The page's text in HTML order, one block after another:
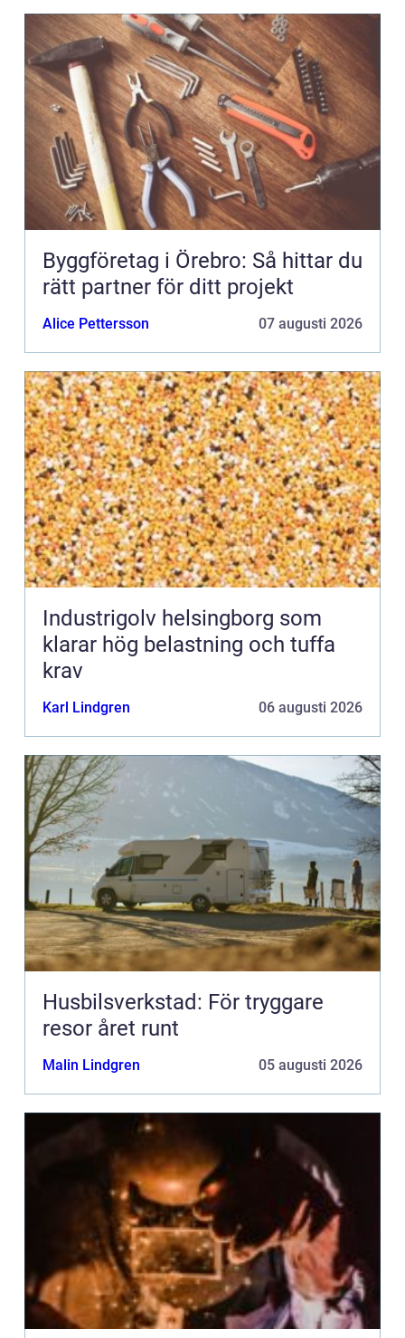
Byggföretag i Örebro: Så hittar du
rätt partner för ditt projekt
Alice Pettersson 07 augusti 2026
Industrigolv helsingborg som
klarar hög belastning och tuffa
krav
Karl Lindgren 06 augusti 2026
Husbilsverkstad: För tryggare
resor året runt
Malin Lindgren 05 augusti 2026